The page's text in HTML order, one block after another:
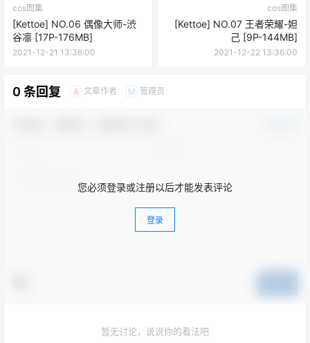
cos图集
[Kettoe] NO.06 偶像大师-渋
谷凛 [17P-176MB]
2021-12-21 13:36:00
cos图集
[Kettoe] NO.07 王者荣耀-妲
己 [9P-144MB]
2021-12-22 13:36:00
0 条回复 A 文章作者 M 管理员
您必须登录或注册以后才能发表评论
登录
暂无讨论，说说你的看法吧